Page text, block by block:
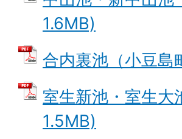
1.6MB)
合内裏池（小豆
室生新池・室生
1.5MB)